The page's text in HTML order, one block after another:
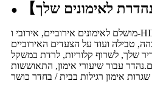
● 【לאימונים שלך
מושלם לאימונים אירוביים, אירובי ו-HIIT.אתה יכול לבצע קרשים,
טבילה ועוד על הצעדים האירוביים
שלך, לשרוף קלוריות, לרדת במשקל
עבור שיעורי אימון, התאוששות